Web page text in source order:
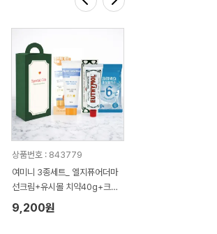
상품번호 : 843779
여미니 3종세트_ 엘지퓨어더마
선크림+유시몰 치약40g+크리
넥스 쿨링물티슈(손잡이박스)
9,200원